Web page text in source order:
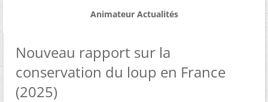
Animateur Actualités
Nouveau rapport sur la
conservation du loup en France
(2025)